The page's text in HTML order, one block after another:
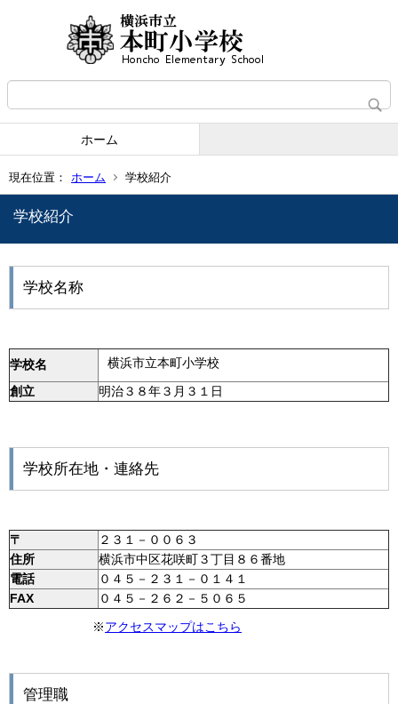
ホーム
現在位置： ホーム 学校紹介
学校紹介
学校名称
学校名
横浜市立本町小学校
創立
明治３８年３月３１日
学校所在地・連絡先
〒
２３１－００６３
住所
横浜市中区花咲町３丁目８６番地
電話
０４５－２３１－０１４１
FAX
０４５－２６２－５０６５
※アクセスマップはこちら
管理職